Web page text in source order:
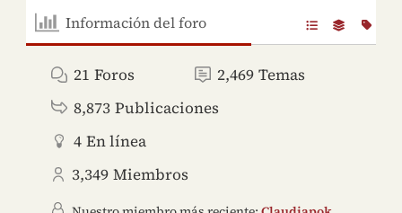
Información del foro
21 Foros 2,469 Temas
8,873 Publicaciones
4 En línea
3,349 Miembros